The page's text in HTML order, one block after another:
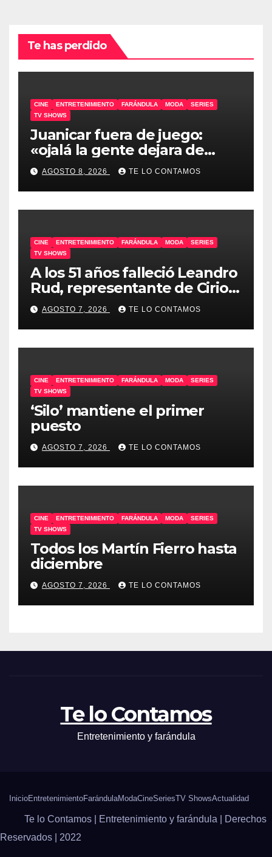
Te has perdido
CINE ENTRETENIMIENTO FARÁNDULA MODA
SERIES
TV SHOWS
Juanicar fuera de juego:
«ojalá la gente dejara de
odiar tanto»
AGOSTO 8, 2026 TE LO CONTAMOS
CINE ENTRETENIMIENTO FARÁNDULA MODA
SERIES
TV SHOWS
A los 51 años falleció Leandro
Rud, representante de Cirio,
Loly, Marengo y Maglietti
AGOSTO 7, 2026 TE LO CONTAMOS
CINE ENTRETENIMIENTO FARÁNDULA MODA
SERIES
TV SHOWS
‘Silo’ mantiene el primer
puesto
AGOSTO 7, 2026 TE LO CONTAMOS
CINE ENTRETENIMIENTO FARÁNDULA MODA
SERIES
TV SHOWS
Todos los Martín Fierro hasta
diciembre
AGOSTO 7, 2026 TE LO CONTAMOS
Te lo Contamos
Entretenimiento y farándula
InicioEntretenimientoFarándulaModaCineSeriesTV ShowsActualidad